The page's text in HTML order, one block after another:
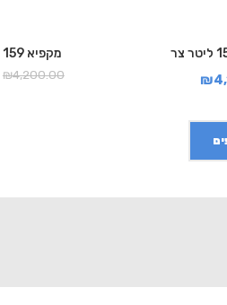
₪
מקפיא 159 ליטר צר שחור
₪4,200.00